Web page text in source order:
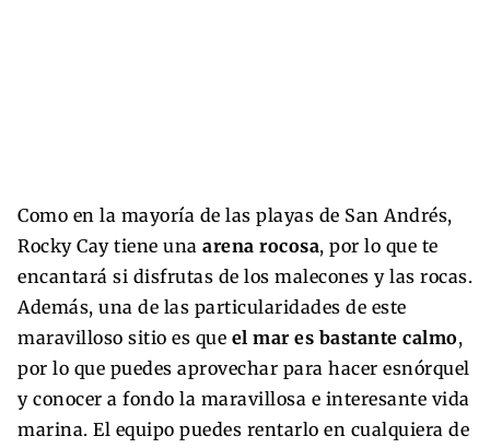
Como en la mayoría de las playas de San Andrés,
Rocky Cay tiene una arena rocosa, por lo que te
encantará si disfrutas de los malecones y las rocas.
Además, una de las particularidades de este
maravilloso sitio es que el mar es bastante calmo,
por lo que puedes aprovechar para hacer esnórquel
y conocer a fondo la maravillosa e interesante vida
marina. El equipo puedes rentarlo en cualquiera de